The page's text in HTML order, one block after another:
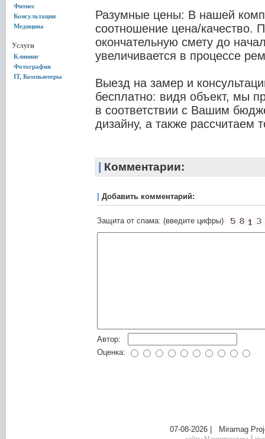
Фитнес
Консультации
Медицина
Услуги
Клининг
Фотография
IT, Компьютеры
Разумные цены: В нашей
соотношение цена/качество.
окончательную смету до
увеличивается в процессе
Выезд на замер и
бесплатно: видя объект, мы
в соответствии с Вашим
дизайну, а также рассчитаем
Комментарии:
Добавить комментарий:
Защита от спама: (введите цифры)
Автор:
Оценка:
07-08-2026 | Miramag